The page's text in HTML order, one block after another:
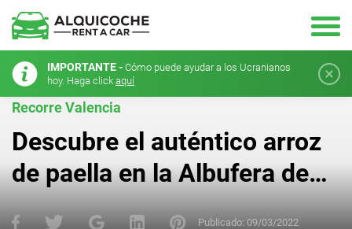
IMPORTANTE - Cómo puede ayudar a los Ucranianos
hoy. Haga click aquí
Recorre Valencia
Descubre el auténtico arroz
de paella en la Albufera de
Valencia
Publicado: 09/03/2022